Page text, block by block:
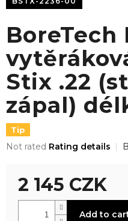
Stix .22
zápal)
Tip
The
rating
0,0
Not rated Rating details
2 145 CZK
Add to